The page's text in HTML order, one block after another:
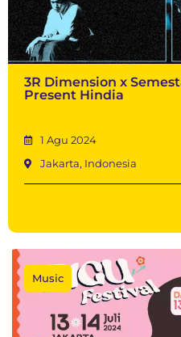
3R Dimension x
Present Hindia
1 Agu 2024
Jakarta, Indonesia
Music